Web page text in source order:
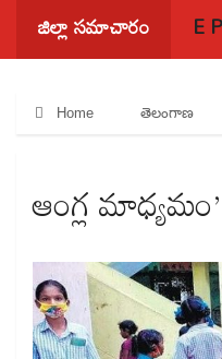
జిల్లా సమాచారం
E
Home తెలంగాణ
ఆంగ్ల